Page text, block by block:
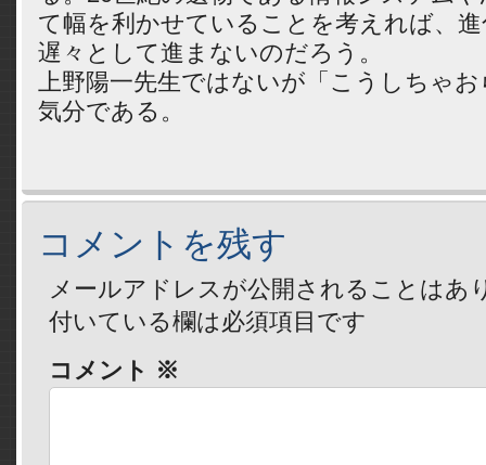
て幅を利かせていることを考えれば、
遅々として進まないのだろう。
上野陽一先生ではないが「こうしちゃ
気分である。
コメントを残す
メールアドレスが公開されることはあ
付いている欄は必須項目です
コメント ※